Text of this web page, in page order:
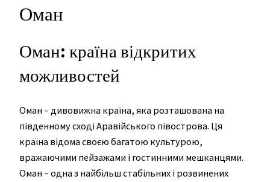
Оман
Оман: країна відкритих
можливостей
Оман – дивовижна країна, яка розташована на
південному сході Аравійського півострова. Ця
країна відома своєю багатою культурою,
вражаючими пейзажами і гостинними мешканцями.
Оман – одна з найбільш стабільних і розвинених